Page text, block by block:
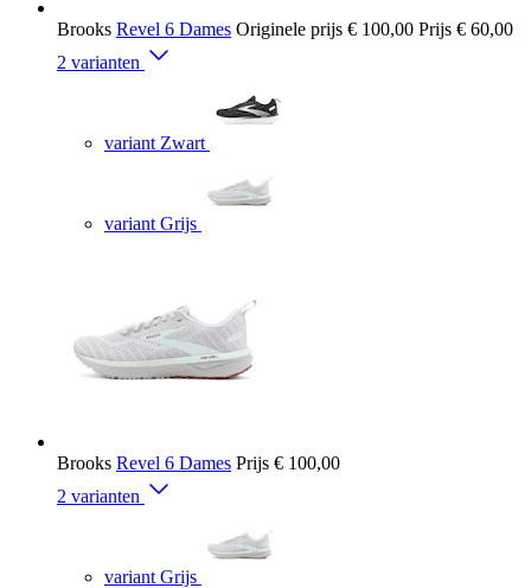
Brooks Revel 6 Dames Originele prijs € 100,00 Prijs € 60,00
2 varianten
variant Zwart
variant Grijs
Brooks Revel 6 Dames Prijs € 100,00
2 varianten
variant Grijs